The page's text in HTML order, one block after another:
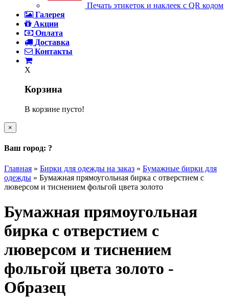
Печать этикеток и наклеек с QR кодом
Галерея
Акции
Оплата
Доставка
Контакты
X
Корзина
В корзине пусто!
×
Ваш город: ?
Главная » Бирки для одежды на заказ » Бумажные бирки для
одежды » Бумажная прямоугольная бирка с отверстием с
люверсом и тиснением фольгой цвета золото
Бумажная прямоугольная
бирка с отверстием с
люверсом и тиснением
фольгой цвета золото -
Образец